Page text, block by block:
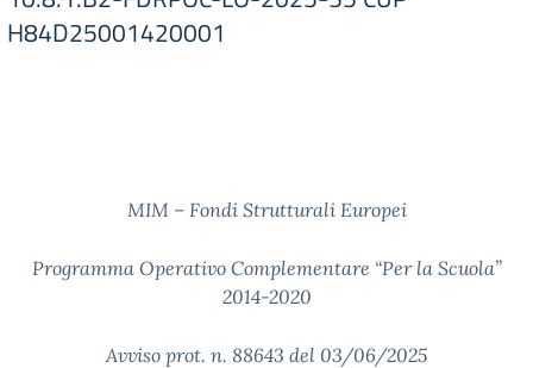
H84D25001420001
MIM – Fondi Strutturali Europei
Programma Operativo Complementare “Per la Scuola”
2014-2020
Avviso prot. n. 88643 del 03/06/2025